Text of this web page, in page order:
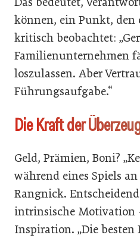
können, ein Punkt, den
kritisch beobachtet:
Familienunternehmen
loszulassen. Aber
Führungsaufgabe.“
Die Kraft der
Geld, Prämien, Boni?
während eines Spiels
Rangnick.
intrinsische Motivation
Inspiration. „Die besten